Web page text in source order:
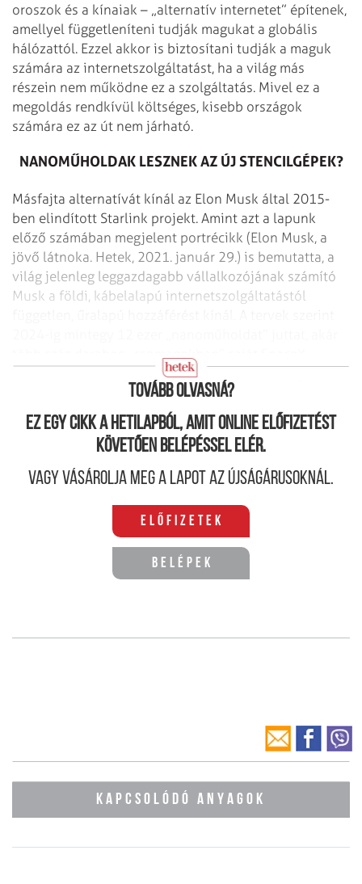
oroszok és a kínaiak – „alternatív internetet” építenek,
amellyel függetleníteni tudják magukat a globális
hálózattól. Ezzel akkor is biztosítani tudják a maguk
számára az internetszolgáltatást, ha a világ más
részein nem működne ez a szolgáltatás. Mivel ez a
megoldás rendkívül költséges, kisebb országok
számára ez az út nem járható.
NANOMŰHOLDAK LESZNEK AZ ÚJ STENCILGÉPEK?
Másfajta alternatívát kínál az Elon Musk által 2015-
ben elindított Starlink projekt. Amint azt a lapunk
előző számában megjelent portrécikk (Elon Musk, a
jövő látnoka. Hetek, 2021. január 29.) is bemutatta, a
világ jelenleg leggazdagabb vállalkozójának számító
Musk a földi, kábelalapú internetszolgáltatástól
rakétáival alacsony (550 km-es) föld körüli pályára.
Tovább olvasná?
Ez egy cikk a hetilapból, amit online előfizetést
követően belépéssel elér.
Vagy vásárolja meg a lapot az újságárusoknál.
Előfizetek
Belépek
KAPCSOLÓDÓ ANYAGOK